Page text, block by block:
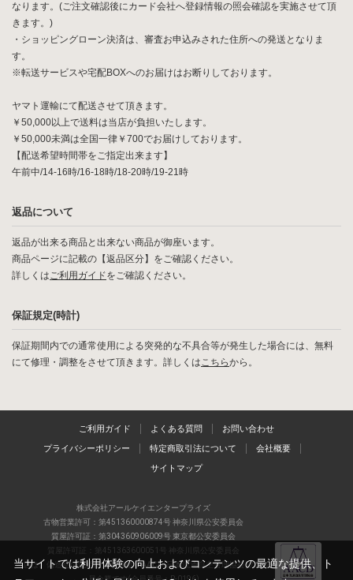
なります。(ご注文確認後にカード会社へ登録情報の照会確認を実施させて頂
きます。)
・ショッピングローン決済は、審査お申込みされた住所への発送となりま
す。
※転送サービスや宅配BOXへのお届けはお断りしております。
ヤマト運輸にて配送させて頂きます。
￥50,000以上で送料は当店が負担いたします。
￥50,000未満は全国一律￥700でお届けしております。
【配送希望時間帯をご指定出来ます】
午前中/14-16時/16-18時/18-20時/19-21時
返品について
返品が出来る商品と出来ない商品が御座います。
商品ページに記載の【返品区分】をご確認ください。
詳しくはご利用ガイドをご確認ください。
保証規定(時計)
保証期間内での通常使用による突発的な不具合等が発生した場合には、無料
にて修理・調整をさせて頂きます。詳しくはこちらから。
ご利用ガイド よくある質問 お問い合わせ
プライバシーポリシー 特定商取引法について 会社概要
サイトマップ
株式会社アールケイエンタープライズ
古物営業許可：第451360000874号 神奈川県公安委員会
質屋許可証：第304360906009号 東京都公安委員会
質屋許可証：第451363600051号 神奈川県公安委員会
当店は、偽造品の流通防止を目指すAACD(日本流通自主管理協会)の正会
当サイトでは利用体験の向上およびコンテンツの最適な提供、ト